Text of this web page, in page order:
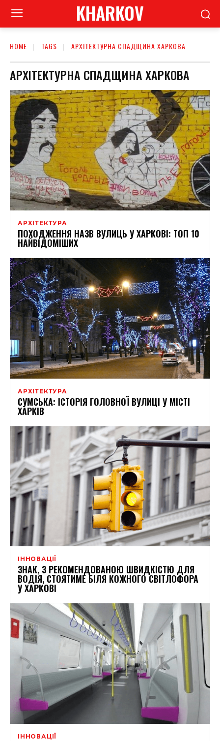
KHARKOV
HOME TAGS АРХІТЕКТУРНА СПАДЩИНА ХАРКОВА
АРХІТЕКТУРНА СПАДЩИНА ХАРКОВА
АРХІТЕКТУРА
ПОХОДЖЕННЯ НАЗВ ВУЛИЦЬ У ХАРКОВІ: ТОП 10
НАЙВІДОМІШИХ
АРХІТЕКТУРА
СУМСЬКА: ІСТОРІЯ ГОЛОВНОЇ ВУЛИЦІ У МІСТІ
ХАРКІВ
ІННОВАЦІЇ
ЗНАК, З РЕКОМЕНДОВАНОЮ ШВИДКІСТЮ ДЛЯ
ВОДІЯ, СТОЯТИМЕ БІЛЯ КОЖНОГО СВІТЛОФОРА
У ХАРКОВІ
ІННОВАЦІЇ